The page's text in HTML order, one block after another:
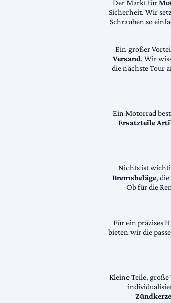
Der Markt für
Sicherheit. Wir
Schrauben so
Ein großer
Versand. Wir
die nächste Tour
Ein Motorrad
Ersatzteile
Nichts ist
Bremsbeläge,
Ob für die
Für ein präzises
bieten wir die
Kleine Teile,